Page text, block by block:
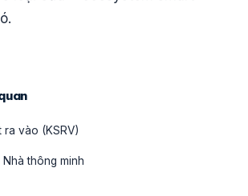
ra vào (KSRV)
Nhà thông minh